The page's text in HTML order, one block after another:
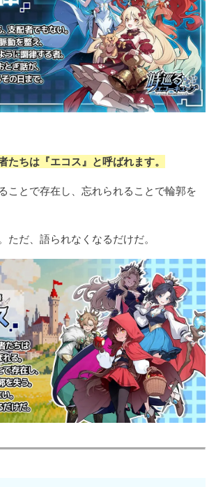
たちは『エコス』と呼ばれます。
ことで存在し、忘れられることで輪郭を
ただ、語られなくなるだけだ。